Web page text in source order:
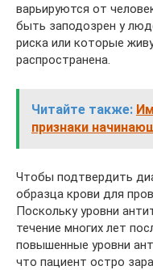
варьируются от
быть заподозрен у
риска или которые
распространена.
Читайте также:
признаки
Чтобы подтвердить
образца крови для
Поскольку уровни
течение многих лет
повышенные уровни
что пациент остро